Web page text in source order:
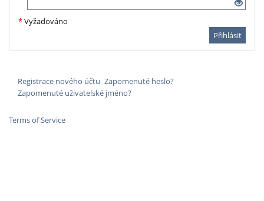
*Vyžadováno
Přihlásit
Registrace nového účtu Zapomenuté heslo?
Zapomenuté uživatelské jméno?
Terms of Service